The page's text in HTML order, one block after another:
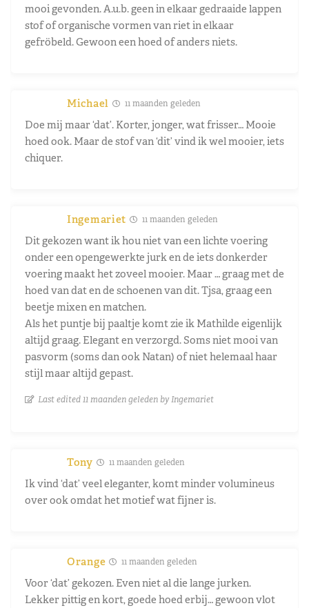
mooi gevonden. A.u.b. geen in elkaar gedraaide lappen
stof of organische vormen van riet in elkaar
gefröbeld. Gewoon een hoed of anders niets.
Michael 11 maanden geleden
Doe mij maar ‘dat’. Korter, jonger, wat frisser… Mooie
hoed ook. Maar de stof van ‘dit’ vind ik wel mooier, iets
chiquer.
Ingemariet 11 maanden geleden
Dit gekozen want ik hou niet van een lichte voering
onder een opengewerkte jurk en de iets donkerder
voering maakt het zoveel mooier. Maar … graag met de
hoed van dat en de schoenen van dit. Tjsa, graag een
beetje mixen en matchen.
Als het puntje bij paaltje komt zie ik Mathilde eigenlijk
altijd graag. Elegant en verzorgd. Soms niet mooi van
pasvorm (soms dan ook Natan) of niet helemaal haar
stijl maar altijd gepast.
Last edited 11 maanden geleden by Ingemariet
Tony 11 maanden geleden
Ik vind ‘dat’ veel eleganter, komt minder volumineus
over ook omdat het motief wat fijner is.
Orange 11 maanden geleden
Voor ‘dat’ gekozen. Even niet al die lange jurken.
Lekker pittig en kort, goede hoed erbij… gewoon vlot